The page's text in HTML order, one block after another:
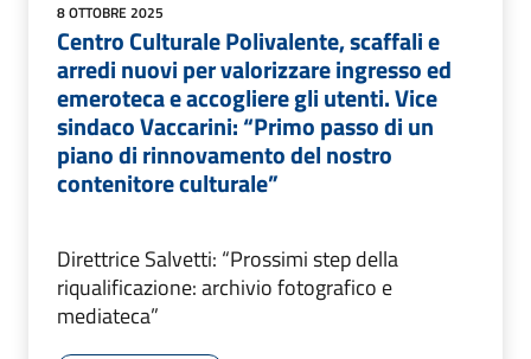
8 OTTOBRE 2025
Centro Culturale Polivalente, scaffali e
arredi nuovi per valorizzare ingresso ed
emeroteca e accogliere gli utenti. Vice
sindaco Vaccarini: “Primo passo di un
piano di rinnovamento del nostro
contenitore culturale”
Direttrice Salvetti: “Prossimi step della
riqualificazione: archivio fotografico e
mediateca”